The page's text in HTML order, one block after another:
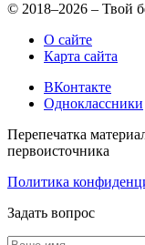
© 2018–2026 – Твой
О сайте
Карта сайта
ВКонтакте
Одноклассники
Перепечатка
первоисточника
Политика
Задать вопрос